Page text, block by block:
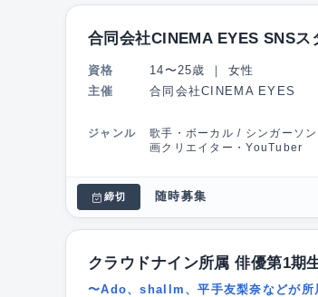
合同会社CINEMA EYES SNS
資格 14〜25歳 ｜ 女性
主催
合同会社CINEMA EYES
ジャンル
歌手・ボーカル / シンガーソ
画クリエイター・YouTuber
締切 随時募集
クラウドナイン所属 俳優第1期
〜Ado、shallm、平手友梨奈などが所